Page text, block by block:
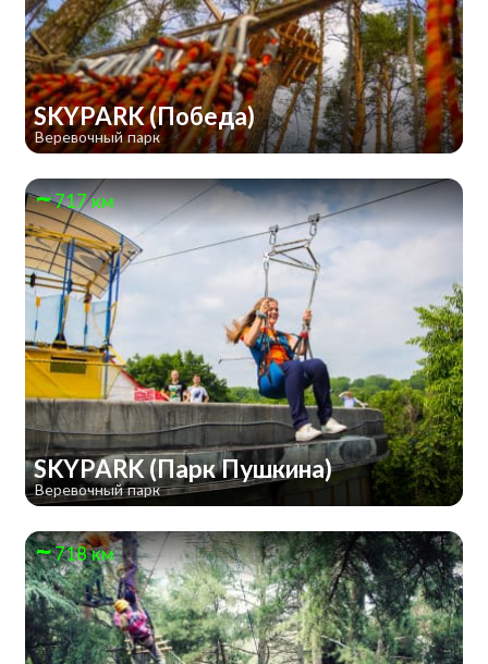
SKYPARK (Победа)
Веревочный парк
717 км
SKYPARK (Парк Пушкина)
Веревочный парк
718 км